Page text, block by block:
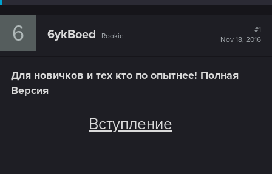
6 6ykBoed Rookie
#1
Nov 18, 2016
Для новичков и тех кто по опытнее! Полная
Версия
Вступление